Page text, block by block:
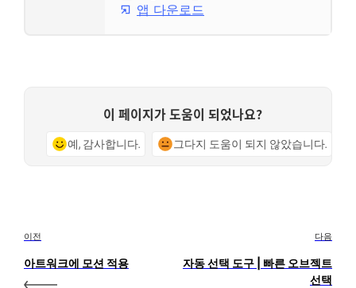
앱 다운로드
이 페이지가 도움이 되었나요?
예, 감사합니다. 그다지 도움이 되지 않았습니다.
이전
아트워크에 모션 적용
다음
자동 선택 도구 | 빠른 오브젝트
선택